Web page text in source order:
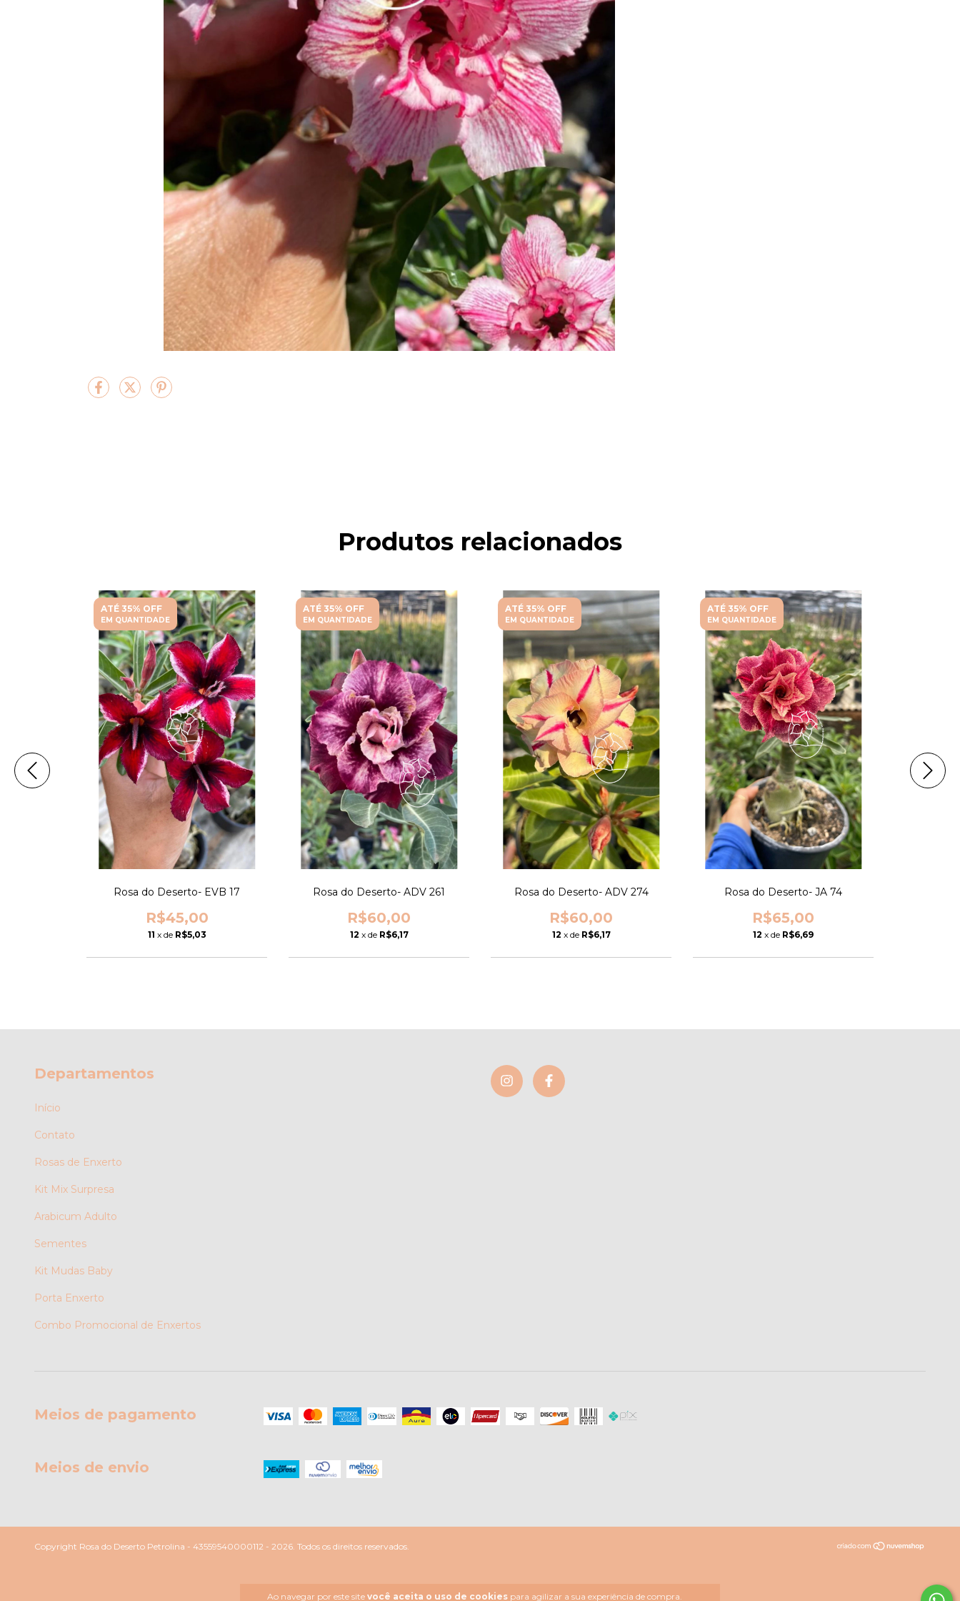
Ao navegar por este site você aceita o uso de cookiespara agilizar a sua experiência de compra.
Produtos relacionados
301
ATÉ 35% OFF
EM QUANTIDADE
Rosa do Deserto- EVB 17
R$45,00
11 x de R$5,03
ATÉ 35% OFF
EM QUANTIDADE
Rosa do Deserto- ADV 261
R$60,00
12 x de R$6,17
ATÉ 35% OFF
EM QUANTIDADE
Rosa do Deserto- ADV 274
R$60,00
12 x de R$6,17
ATÉ 35% OFF
EM QUANTIDADE
Rosa do Deserto- JA 74
R$65,00
12 x de R$6,69
Departamentos
Início
Contato
Rosas de Enxerto
Kit Mix Surpresa
Arabicum Adulto
Sementes
Kit Mudas Baby
Porta Enxerto
Combo Promocional de Enxertos
Meios de pagamento
Meios de envio
Copyright Rosa do Deserto Petrolina - 43559540000112 - 2026. Todos os direitos reservados.